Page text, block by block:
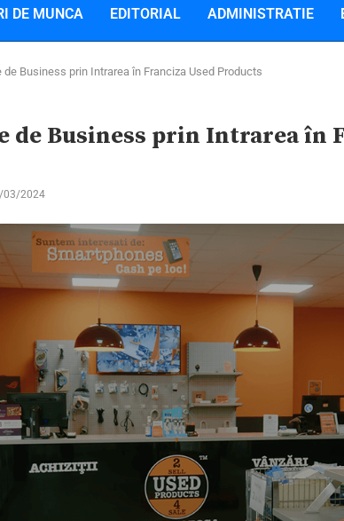
DE MUNCA EDITORIAL ADMINISTRATIE
de Business prin Intrarea în Franciza Used Products
de Business prin Intrarea în
03/2024